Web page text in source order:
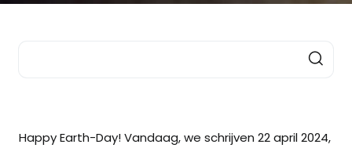
Happy Earth-Day! Vandaag, we schrijven 22 april 2024,